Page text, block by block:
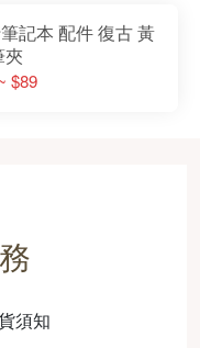
記本 配件 復古 黃
夾
$89
須知